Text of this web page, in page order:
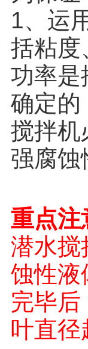
1、
括粘
功率是
确定的
搅拌机
强腐蚀
重点注
潜水搅
蚀性液
完毕
叶直径